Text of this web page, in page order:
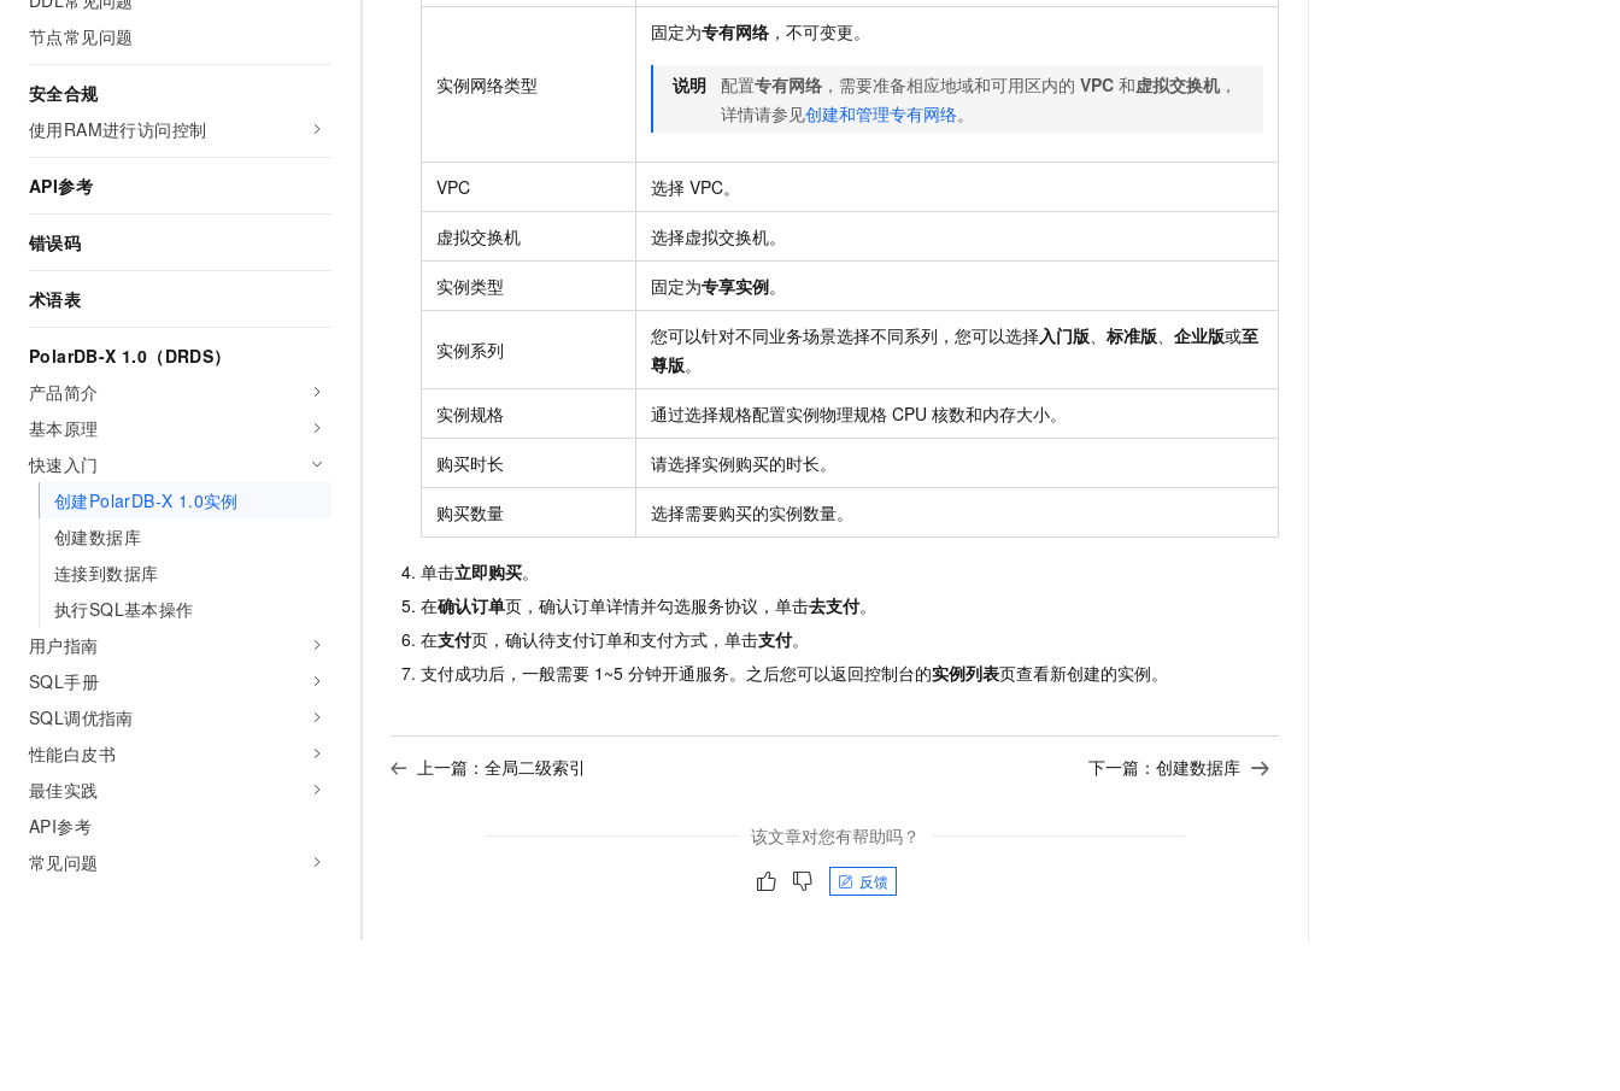
节点常见问题
安全合规
使用RAM进行访问控制
API参考
错误码
术语表
PolarDB-X 1.0（DRDS）
产品简介
基本原理
快速入门
创建PolarDB-X 1.0实例
创建数据库
连接到数据库
执行SQL基本操作
用户指南
SQL手册
SQL调优指南
性能白皮书
最佳实践
API参考
常见问题
实例网络类型
固定为专有网络 ，不可变更。
说明 配置专有网络 ，需要准备相应地域和可用区内的 VPC 和虚拟交换机，
详情请参见创建和管理专有网络。
VPC 选择 VPC。
虚拟交换机 选择虚拟交换机。
实例类型 固定为专享实例。
实例系列
您可以针对不同业务场景选择不同系列，您可以选择入门版、 标准版、 企业版或至
尊版。
实例规格 通过选择规格配置实例物理规格 CPU 核数和内存大小。
购买时长 请选择实例购买的时长。
购买数量 选择需要购买的实例数量。
单击立即购买。
在确认订单页，确认订单详情并勾选服务协议，单击去支付。
在支付页，确认待支付订单和支付方式，单击支付。
支付成功后，一般需要 1~5 分钟开通服务。之后您可以返回控制台的实例列表页查看新创建的实例。
上一篇： 全局二级索引 下一篇： 创建数据库
该文章对您有帮助吗？
反馈